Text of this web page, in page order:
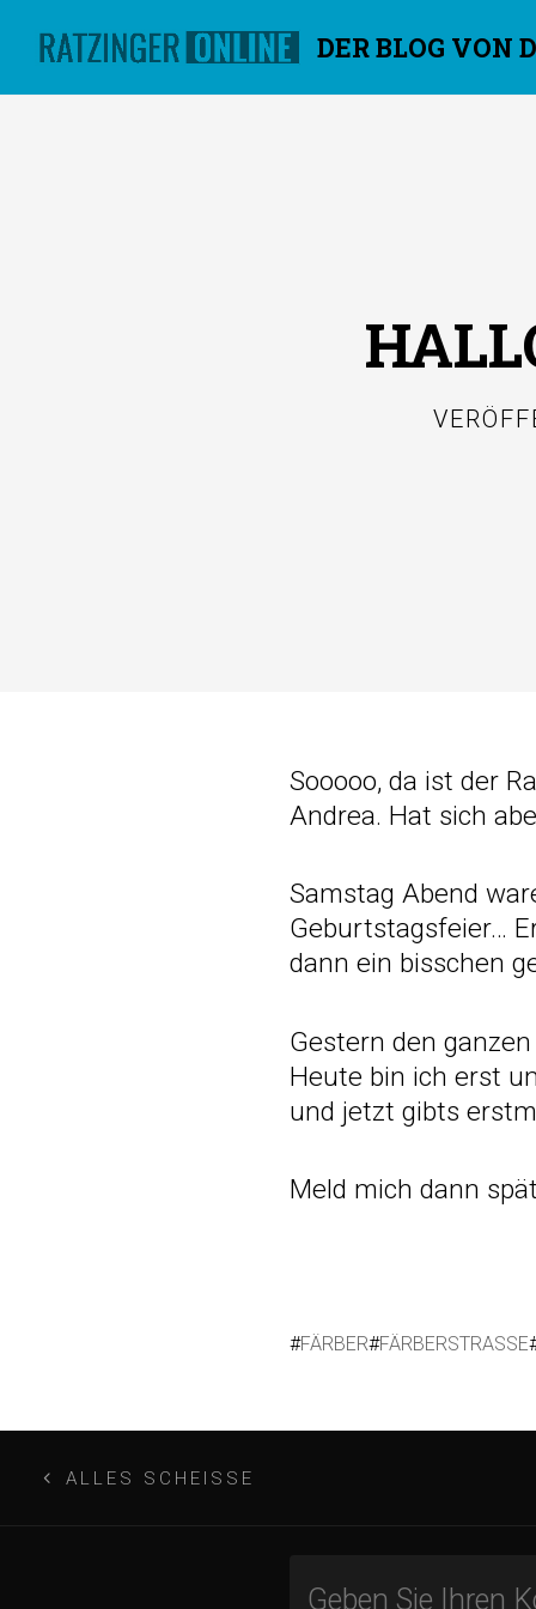
DER BLOG VON
Sooooo, da ist der
Andrea. Hat sich
Samstag Abend
Geburtstagsfeier…
dann ein bisschen
Gestern den
Heute bin ich erst
und jetzt gibts
Meld mich dann
#FÄRBER#FÄRBERSTRASSE
ALLES SCHEISSE